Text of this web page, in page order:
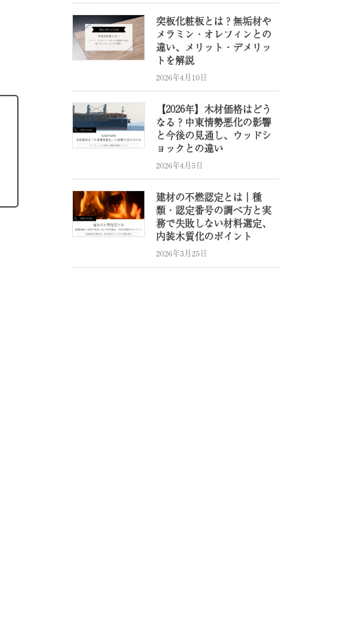
突板化粧板とは？無垢材や
メラミン・オレフィンとの
違い、メリット・デメリッ
トを解説
2026年4月10日
【2026年】木材価格はどう
なる？中東情勢悪化の影響
と今後の見通し、ウッドシ
ョックとの違い
2026年4月5日
建材の不燃認定とは｜種
類・認定番号の調べ方と実
務で失敗しない材料選定、
内装木質化のポイント
2026年3月25日